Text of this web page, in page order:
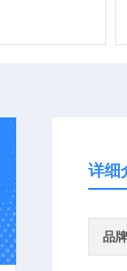
详细
品牌